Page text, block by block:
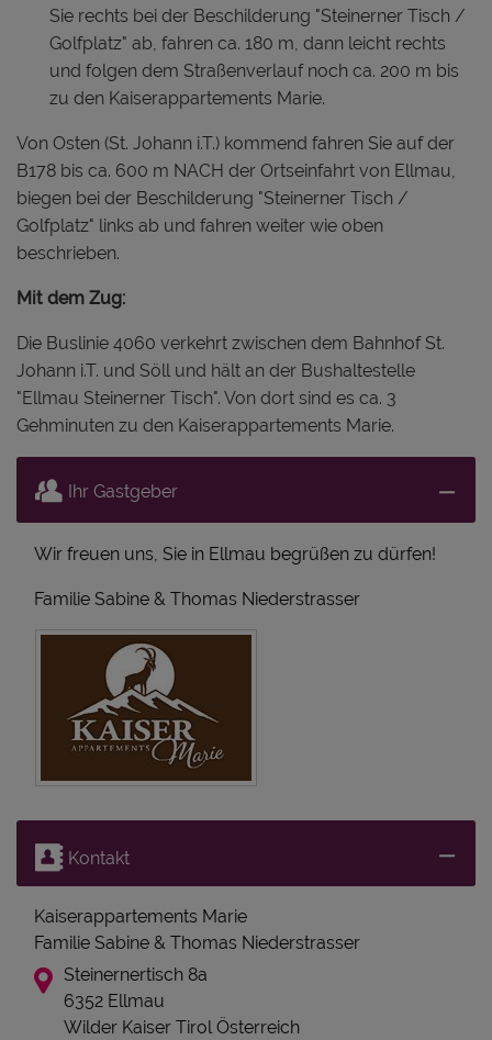
Sie rechts bei der Beschilderung "Steinerner Tisch /
Golfplatz" ab, fahren ca. 180 m, dann leicht rechts
und folgen dem Straßenverlauf noch ca. 200 m bis
zu den Kaiserappartements Marie.
Von Osten (St. Johann i.T.) kommend fahren Sie auf der
B178 bis ca. 600 m NACH der Ortseinfahrt von Ellmau,
biegen bei der Beschilderung "Steinerner Tisch /
Golfplatz" links ab und fahren weiter wie oben
beschrieben.
Mit dem Zug:
Die Buslinie 4060 verkehrt zwischen dem Bahnhof St.
Johann i.T. und Söll und hält an der Bushaltestelle
"Ellmau Steinerner Tisch". Von dort sind es ca. 3
Gehminuten zu den Kaiserappartements Marie.
Ihr Gastgeber
Wir freuen uns, Sie in Ellmau begrüßen zu dürfen!
Familie Sabine & Thomas Niederstrasser
Kontakt
Kaiserappartements Marie
Familie Sabine & Thomas Niederstrasser
Steinernertisch 8a
6352 Ellmau
Wilder Kaiser Tirol Österreich